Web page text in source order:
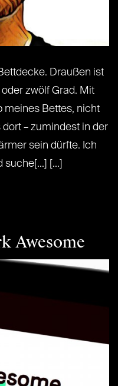
Draußen ist
zwölf Grad. Mit
meines Bettes, nicht
– zumindest in der
sein dürfte. Ich
[...]
Awesome